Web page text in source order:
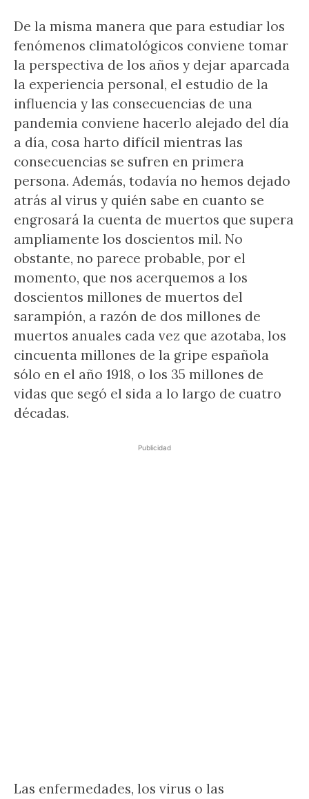
De la misma manera que para estudiar los
fenómenos climatológicos conviene tomar
la perspectiva de los años y dejar aparcada
la experiencia personal, el estudio de la
influencia y las consecuencias de una
pandemia conviene hacerlo alejado del día
a día, cosa harto difícil mientras las
consecuencias se sufren en primera
persona. Además, todavía no hemos dejado
atrás al virus y quién sabe en cuanto se
engrosará la cuenta de muertos que supera
ampliamente los doscientos mil. No
obstante, no parece probable, por el
momento, que nos acerquemos a los
doscientos millones de muertos del
sarampión, a razón de dos millones de
muertos anuales cada vez que azotaba, los
cincuenta millones de la gripe española
sólo en el año 1918, o los 35 millones de
vidas que segó el sida a lo largo de cuatro
décadas.
Publicidad
Las enfermedades, los virus o las